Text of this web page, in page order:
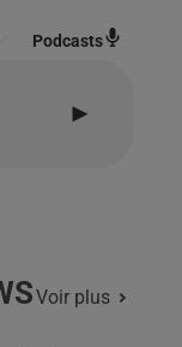
Podcasts
Voir plus